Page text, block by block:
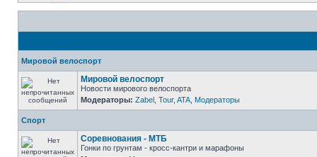
Мировой велоспорт
Мировой велоспорт
Новости мирового велоспорта
Модераторы: Zabel Tour, ATA Модераторы
Спорт
Соревнования - МТБ
Гонки по грунтам - кросс-кантри и марафоны